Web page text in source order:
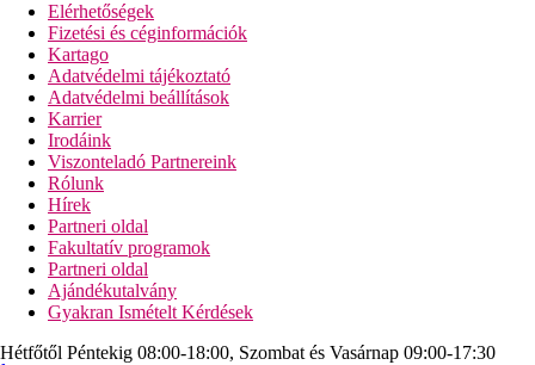
Elérhetőségek
Fizetési és céginformációk
Kartago
Adatvédelmi tájékoztató
Adatvédelmi beállítások
Karrier
Irodáink
Viszonteladó Partnereink
Rólunk
Hírek
Partneri oldal
Fakultatív programok
Partneri oldal
Ajándékutalvány
Gyakran Ismételt Kérdések
Hétfőtől Péntekig 08:00-18:00, Szombat és Vasárnap 09:00-17:30